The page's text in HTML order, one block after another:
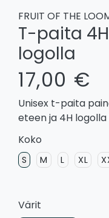
FRUIT OF THE
T-paita
logolla
17,00 €
Unisex t-paita
eteen ja 4H logolla
Koko
S M L XL
Värit